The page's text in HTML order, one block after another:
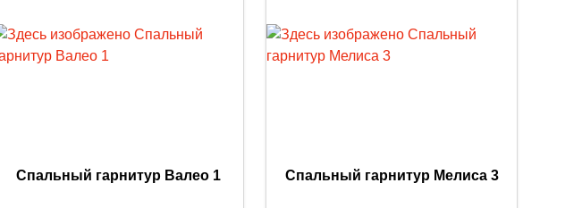
Спальный гарнитур Валео 1 Спальный гарнитур Мелиса 3